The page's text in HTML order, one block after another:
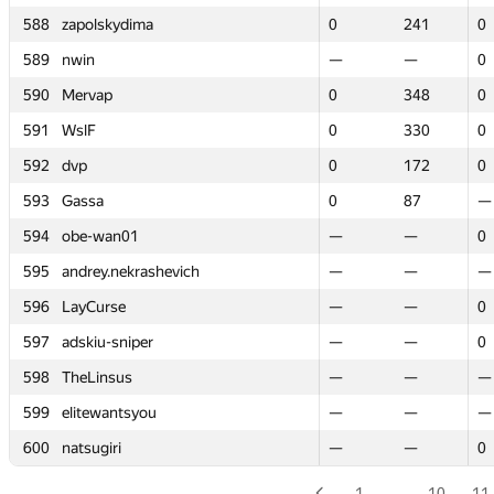
588
zapolskydima 0 241
0
589
nwin — —
0
590
Mervap 0 348
0
591
WslF 0 330
0
592
dvp 0 172
0
593
Gassa 0 87
—
594
obe-wan01 — —
0
595
andrey.nekrashevich — —
—
596
LayCurse — —
0
597
adskiu-sniper — —
0
598
TheLinsus — —
—
599
elitewantsyou — —
—
600
natsugiri — — 0
588
zapolskydima 0 241
0
589
nwin — —
0
590
Mervap 0 348
0
591
WslF 0 330
0
592
dvp 0 172
0
593
Gassa 0 87
—
594
obe-wan01 — —
0
595
andrey.nekrashevich — —
—
596
LayCurse — —
0
597
adskiu-sniper — —
0
598
TheLinsus — —
—
599
elitewantsyou — —
—
600
natsugiri — — 0